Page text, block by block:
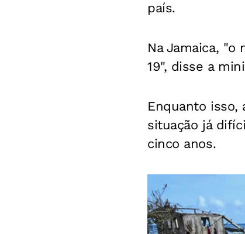
país.
Na Jamaica,
19", disse a
Enquanto isso,
situação já
cinco anos.